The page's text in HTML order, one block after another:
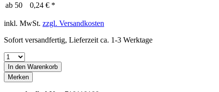
ab 50 0,24 € *
inkl. MwSt. zzgl. Versandkosten
Sofort versandfertig, Lieferzeit ca. 1-3 Werktage
In den Warenkorb
Merken